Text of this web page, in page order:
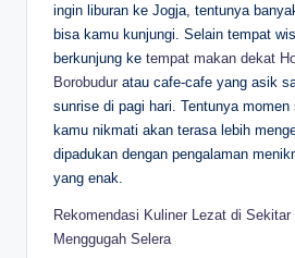
ingin liburan ke Jogja, tentunya
bisa kamu kunjungi. Selain tempat
berkunjung ke tempat makan dekat
Borobudur atau cafe-cafe yang asik
sunrise di pagi hari. Tentunya
kamu nikmati akan terasa lebih
dipadukan dengan pengalaman
yang enak.
Rekomendasi Kuliner Lezat di
Menggugah Selera